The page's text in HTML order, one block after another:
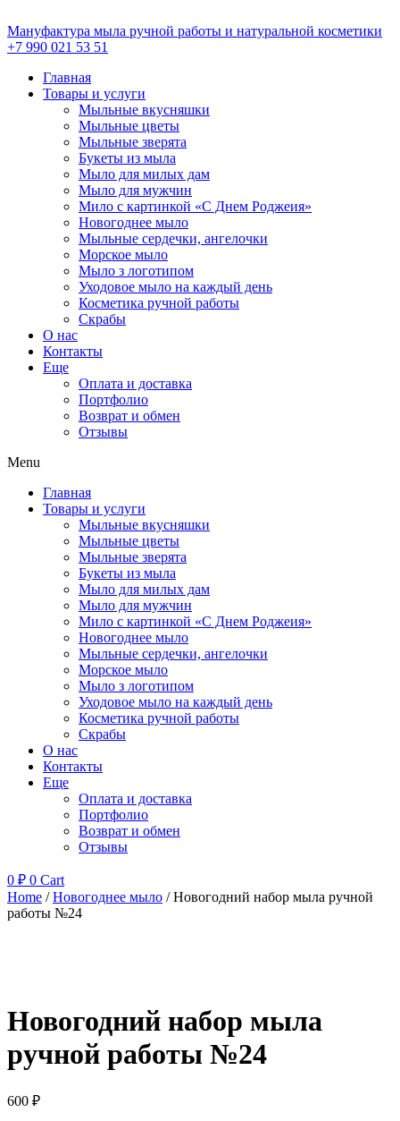
к
содержимому
Мануфактура мыла ручной работы и натуральной косметики
+7 990 021 53 51
Главная
Товары и услуги
Мыльные вкусняшки
Мыльные цветы
Мыльные зверята
Букеты из мыла
Мыло для милых дам
Мыло для мужчин
Мило с картинкой «С Днем Роджеия»
Новогоднее мыло
Мыльные сердечки, ангелочки
Морское мыло
Мыло з логотипом
Уходовое мыло на каждый день
Косметика ручной работы
Скрабы
О нас
Контакты
Еще
Оплата и доставка
Портфолио
Возврат и обмен
Отзывы
Menu
Главная
Товары и услуги
Мыльные вкусняшки
Мыльные цветы
Мыльные зверята
Букеты из мыла
Мыло для милых дам
Мыло для мужчин
Мило с картинкой «С Днем Роджеия»
Новогоднее мыло
Мыльные сердечки, ангелочки
Морское мыло
Мыло з логотипом
Уходовое мыло на каждый день
Косметика ручной работы
Скрабы
О нас
Контакты
Еще
Оплата и доставка
Портфолио
Возврат и обмен
Отзывы
0 ₽ 0 Cart
Home /Новогоднее мыло / Новогодний набор мыла ручной
работы №24
Новогодний набор мыла
ручной работы №24
600 ₽